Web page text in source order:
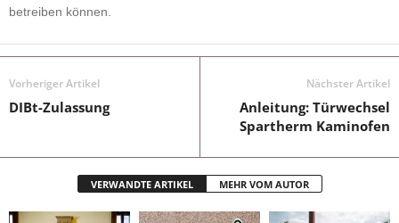
betreiben können.
Vorheriger Artikel
DIBt-Zulassung
Nächster Artikel
Anleitung: Türwechsel
Spartherm Kaminofen
VERWANDTE ARTIKEL MEHR VOM AUTOR